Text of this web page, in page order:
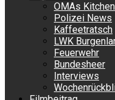
OMAs
Polizei News
Kaffeetratsch
LWK
Feuerwehr
Bundesheer
Interviews